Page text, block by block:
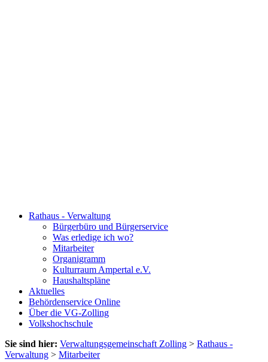
Rathaus - Verwaltung
Bürgerbüro und Bürgerservice
Was erledige ich wo?
Mitarbeiter
Organigramm
Kulturraum Ampertal e.V.
Haushaltspläne
Aktuelles
Behördenservice Online
Über die VG-Zolling
Volkshochschule
Sie sind hier: Verwaltungsgemeinschaft Zolling > Rathaus -
Verwaltung > Mitarbeiter